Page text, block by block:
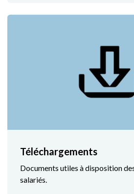
Téléchargements
Documents utiles à disposition
salariés.